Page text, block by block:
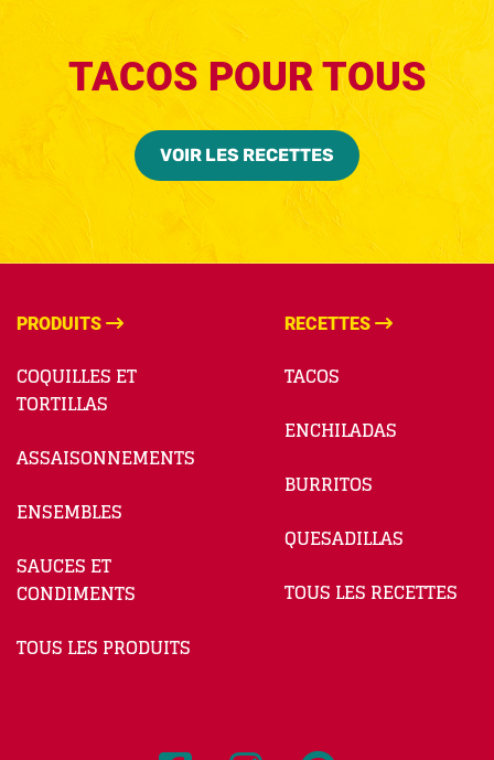
TACOS POUR TOUS
VOIR LES RECETTES
PRODUITS
COQUILLES ET
TORTILLAS
ASSAISONNEMENTS
ENSEMBLES
SAUCES ET
CONDIMENTS
TOUS LES PRODUITS
RECETTES
TACOS
ENCHILADAS
BURRITOS
QUESADILLAS
TOUS LES RECETTES